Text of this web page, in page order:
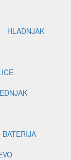
HLADNJAK
BATERIJA